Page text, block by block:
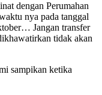
dengan Perumahan
nya pada tanggal
Jangan transfer
tidak akan
sampikan ketika